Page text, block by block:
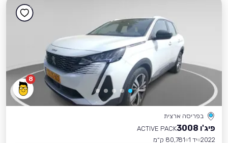
8
בפריסה ארצית
פיג'ו 3008
ACTIVE PACK
2022 יד 1
80,781 ק״מ